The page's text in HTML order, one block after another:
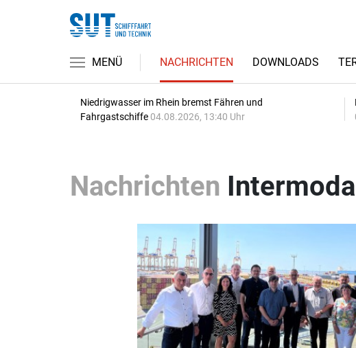
MENÜ NACHRICHTEN DOWNLOADS
Niedrigwasser im Rhein bremst Fähren und
Fahrgastschiffe 04.08.2026, 13:40 Uhr
Nachrichten